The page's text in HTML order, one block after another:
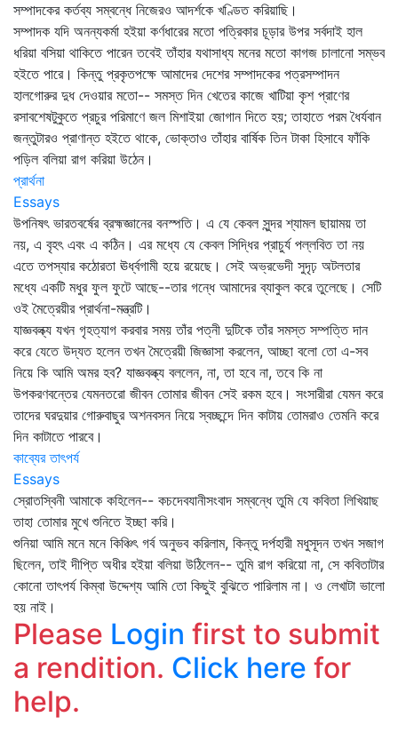
সম্পাদকের কর্তব্য সম্বন্ধে নিজেরও আদর্শকে খণ্ডিত করিয়াছি।
সম্পাদক যদি অনন্যকর্মা হইয়া কর্ণধারের মতো পত্রিকার চূড়ার উপর সর্বদাই হাল
ধরিয়া বসিয়া থাকিতে পারেন তবেই তাঁহার যথাসাধ্য মনের মতো কাগজ চালানো সম্ভব
হইতে পারে। কিন্তু প্রকৃতপক্ষে আমাদের দেশের সম্পাদকের পত্রসম্পাদন
হালগোরুর দুধ দেওয়ার মতো-- সমস্ত দিন খেতের কাজে খাটিয়া কৃশ প্রাণের
রসাবশেষটুকুতে প্রচুর পরিমাণে জল মিশাইয়া জোগান দিতে হয়; তাহাতে পরম ধৈর্যবান
জন্তুটারও প্রাণান্ত হইতে থাকে, ভোক্তাও তাঁহার বার্ষিক তিন টাকা হিসাবে ফাঁকি
পড়িল বলিয়া রাগ করিয়া উঠেন।
প্রার্থনা
Essays
উপনিষৎ ভারতবর্ষের ব্রহ্মজ্ঞানের বনস্পতি। এ যে কেবল সুন্দর শ্যামল ছায়াময় তা
নয়, এ বৃহৎ এবং এ কঠিন। এর মধ্যে যে কেবল সিদ্ধির প্রাচুর্য পল্লবিত তা নয়
এতে তপস্যার কঠোরতা ঊর্ধ্বগামী হয়ে রয়েছে। সেই অভ্রভেদী সুদৃঢ় অটলতার
মধ্যে একটি মধুর ফুল ফুটে আছে--তার গন্ধে আমাদের ব্যাকুল করে তুলেছে। সেটি
ওই মৈত্রেয়ীর প্রার্থনা-মন্ত্রটি।
যাজ্ঞবল্ক্য যখন গৃহত্যাগ করবার সময় তাঁর পত্নী দুটিকে তাঁর সমস্ত সম্পত্তি দান
করে যেতে উদ্যত হলেন তখন মৈত্রেয়ী জিজ্ঞাসা করলেন, আচ্ছা বলো তো এ-সব
নিয়ে কি আমি অমর হব? যাজ্ঞবল্ক্য বললেন, না, তা হবে না, তবে কি না
উপকরণবন্তের যেমনতরো জীবন তোমার জীবন সেই রকম হবে। সংসারীরা যেমন করে
তাদের ঘরদুয়ার গোরুবাছুর অশনবসন নিয়ে স্বচ্ছন্দে দিন কাটায় তোমরাও তেমনি করে
দিন কাটাতে পারবে।
কাব্যের তাৎপর্য
Essays
স্রোতস্বিনী আমাকে কহিলেন-- কচদেবযানীসংবাদ সম্বন্ধে তুমি যে কবিতা লিখিয়াছ
তাহা তোমার মুখে শুনিতে ইচ্ছা করি।
শুনিয়া আমি মনে মনে কিঞ্চিৎ গর্ব অনুভব করিলাম, কিন্তু দর্পহারী মধুসূদন তখন সজাগ
ছিলেন, তাই দীপ্তি অধীর হইয়া বলিয়া উঠিলেন-- তুমি রাগ করিয়ো না, সে কবিতাটার
কোনো তাৎপর্য কিম্বা উদ্দেশ্য আমি তো কিছুই বুঝিতে পারিলাম না। ও লেখাটা ভালো
হয় নাই।
Please Login first to submit
a rendition. Click here for
help.